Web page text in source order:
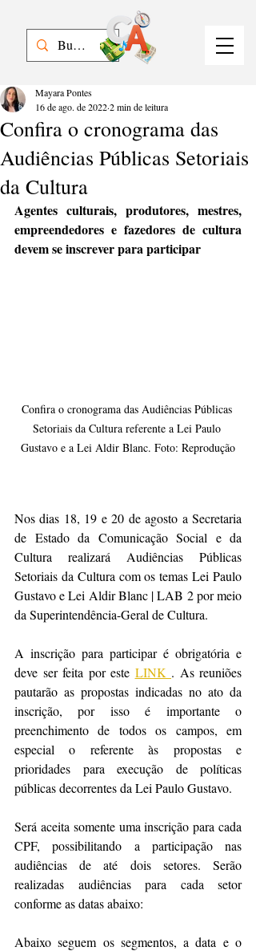
Confira o cronograma das
Audiências Públicas Setoriais
da Cultura
Mayara Pontes
16 de ago. de 20222 min de leitura
Agentes culturais, produtores, mestres,
empreendedores e fazedores de cultura
devem se inscrever para participar
Confira o cronograma das Audiências Públicas
Setoriais da Cultura referente a Lei Paulo
Gustavo e a Lei Aldir Blanc. Foto: Reprodução
Nos dias 18, 19 e 20 de agosto a Secretaria
de Estado da Comunicação Social e da
Cultura realizará Audiências Públicas
Setoriais da Cultura com os temas Lei Paulo
Gustavo e Lei Aldir Blanc | LAB 2 por meio
da Superintendência-Geral de Cultura.
A inscrição para participar é obrigatória e
deve ser feita por este LINK . As reuniões
pautarão as propostas indicadas no ato da
inscrição, por isso é importante o
preenchimento de todos os campos, em
especial o referente às propostas e
prioridades para execução de políticas
públicas decorrentes da Lei Paulo Gustavo.
Será aceita somente uma inscrição para cada
CPF, possibilitando a participação nas
audiências de até dois setores. Serão
realizadas audiências para cada setor
conforme as datas abaixo:
Abaixo seguem os segmentos, a data e o